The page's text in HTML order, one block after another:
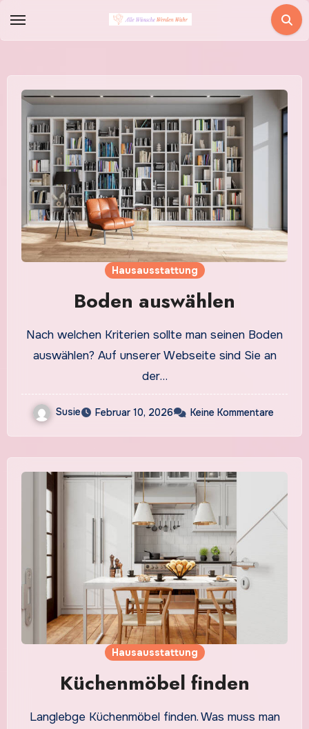
Inhalt
Hausausstattung
Boden auswählen
Nach welchen Kriterien sollte man seinen Boden
auswählen? Auf unserer Webseite sind Sie an
der…
Susie Februar 10, 2026 Keine Kommentare
Hausausstattung
Küchenmöbel finden
Langlebge Küchenmöbel finden. Was muss man